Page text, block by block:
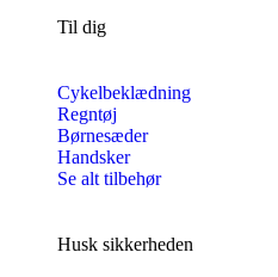
Til dig
Cykelbeklædning
Regntøj
Børnesæder
Handsker
Se alt tilbehør
Husk sikkerheden